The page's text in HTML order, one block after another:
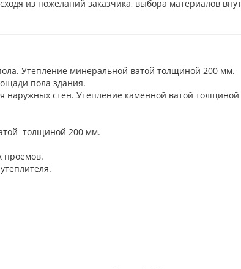
из пожеланий заказчика, выбора материалов
Утепление минеральной ватой толщиной 200 мм.
пола здания.
стен. Утепление каменной ватой
толщиной 200 мм.
проемов.